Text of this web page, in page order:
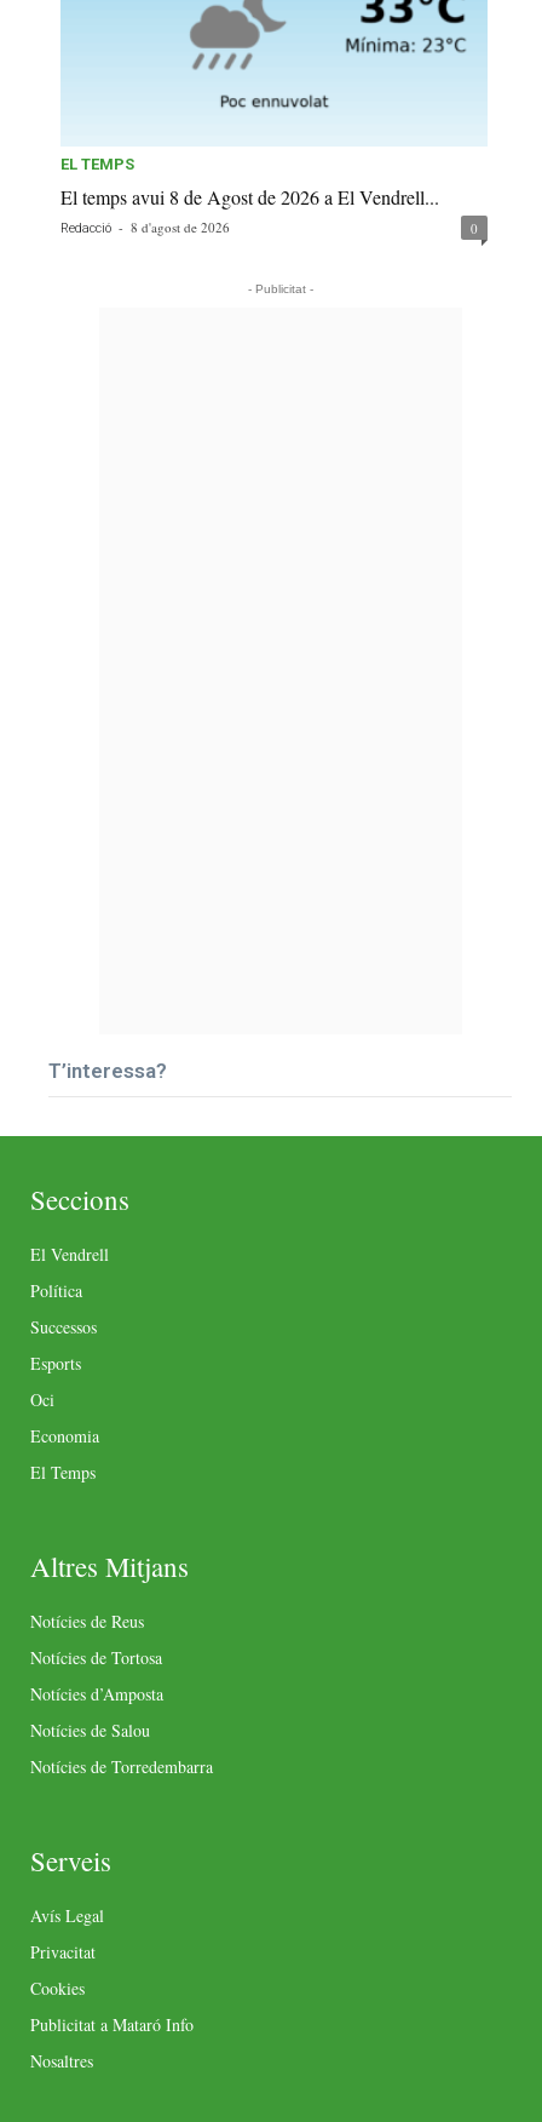
EL TEMPS
El temps avui 8 de Agost de 2026 a El Vendrell...
Redacció - 8 d'agost de 2026 0
- Publicitat -
T’interessa?
Seccions
El Vendrell
Política
Successos
Esports
Oci
Economia
El Temps
Altres Mitjans
Notícies de Reus
Notícies de Tortosa
Notícies d’Amposta
Notícies de Salou
Notícies de Torredembarra
Serveis
Avís Legal
Privacitat
Cookies
Publicitat a Mataró Info
Nosaltres